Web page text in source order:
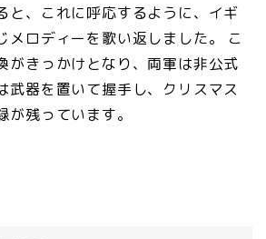
と、これに呼応するように、イギ
メロディーを歌い返しました。 こ
がきっかけとなり、両軍は非公式
武器を置いて握手し、クリスマス
残っています。